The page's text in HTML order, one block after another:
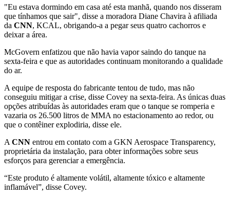
"Eu estava dormindo em casa até esta manhã, quando nos disseram
que tínhamos que sair", disse a moradora Diane Chavira à afiliada
da CNN, KCAL, obrigando-a a pegar seus quatro cachorros e
deixar a área.
McGovern enfatizou que não havia vapor saindo do tanque na
sexta-feira e que as autoridades continuam monitorando a qualidade
do ar.
A equipe de resposta do fabricante tentou de tudo, mas não
conseguiu mitigar a crise, disse Covey na sexta-feira. As únicas duas
opções atribuídas às autoridades eram que o tanque se romperia e
vazaria os 26.500 litros de MMA no estacionamento ao redor, ou
que o contêiner explodiria, disse ele.
A CNN entrou em contato com a GKN Aerospace Transparency,
proprietária da instalação, para obter informações sobre seus
esforços para gerenciar a emergência.
“Este produto é altamente volátil, altamente tóxico e altamente
inflamável”, disse Covey.